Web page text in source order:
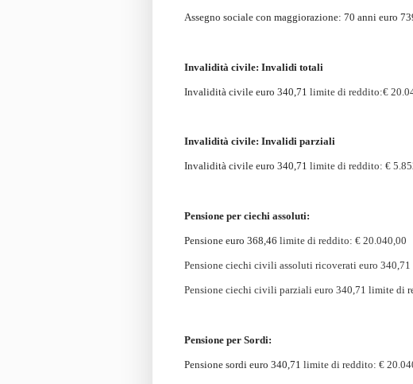
Assegno sociale con maggiorazione: 70 anni euro
Invalidità civile: Invalidi totali
Invalidità civile euro 340,71 limite di reddito:€
Invalidità civile: Invalidi parziali
Invalidità civile euro 340,71 limite di reddito: €
Pensione per ciechi assoluti:
Pensione euro 368,46 limite di reddito: € 20.040,00
Pensione ciechi civili assoluti ricoverati euro 340,71
Pensione ciechi civili parziali euro 340,71 limite di
Pensione per Sordi:
Pensione sordi euro 340,71 limite di reddito: €